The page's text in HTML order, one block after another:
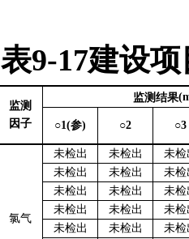
表9-17建设
监测
因子
监测结果
○1(参) ○2 ○3
氯气
未检出 未检出
未检
未检出 未检出
未检
未检出 未检出
未检
未检出 未检出 未检
未检出 未检出
未检